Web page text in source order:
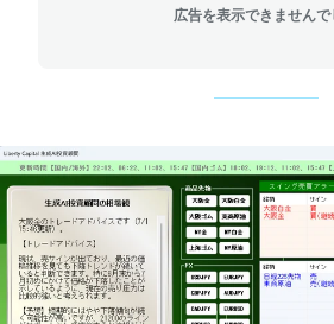
広告を表示できませんで